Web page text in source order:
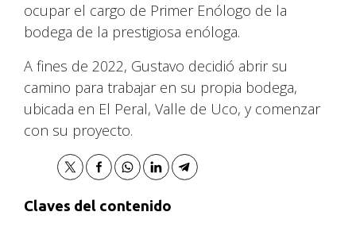
ocupar el cargo de Primer Enólogo de la
bodega de la prestigiosa enóloga.
A fines de 2022, Gustavo decidió abrir su
camino para trabajar en su propia bodega,
ubicada en El Peral, Valle de Uco, y comenzar
con su proyecto.
Claves del contenido